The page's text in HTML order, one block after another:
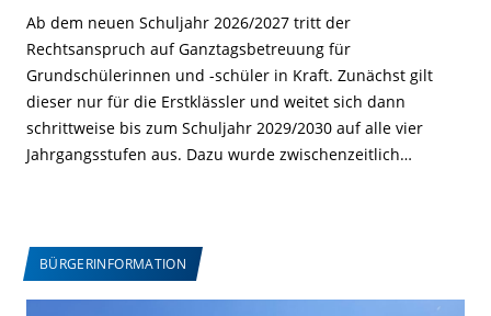
Ab dem neuen Schuljahr 2026/2027 tritt der
Rechtsanspruch auf Ganztagsbetreuung für
Grundschülerinnen und -schüler in Kraft. Zunächst gilt
dieser nur für die Erstklässler und weitet sich dann
schrittweise bis zum Schuljahr 2029/2030 auf alle vier
Jahrgangsstufen aus. Dazu wurde zwischenzeitlich…
BÜRGERINFORMATION